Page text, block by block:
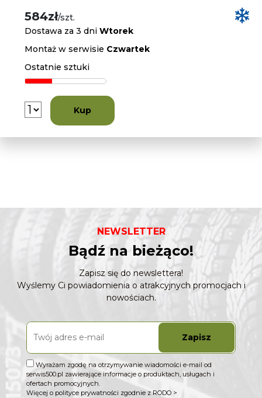
584zł/szt.
Dostawa za 3 dniWtorek
Montaż w serwisie Czwartek
Ostatnie sztuki
Kup
NEWSLETTER
Bądź na bieżąco!
Zapisz się do newslettera!
Wyślemy Ci powiadomienia o atrakcyjnych promocjach i
nowościach.
Zapisz
Wyrażam zgodę na otrzymywanie wiadomości e-mail od
serwis500.pl zawierające informacje o produktach, usługach i
ofertach promocyjnych.
Więcej o polityce prywatności zgodnie z RODO >